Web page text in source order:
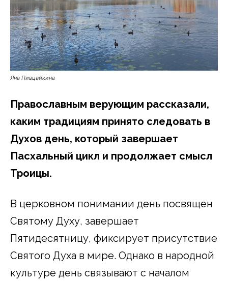
Яна Пивцайкина
Православным верующим рассказали,
каким традициям принято следовать в
Духов день, который завершает
Пасхальный цикл и продолжает смысл
Троицы.
В церковном понимании день посвящен
Святому Духу, завершает
Пятидесятницу, фиксирует присутствие
Святого Духа в мире. Однако в народной
культуре день связывают с началом